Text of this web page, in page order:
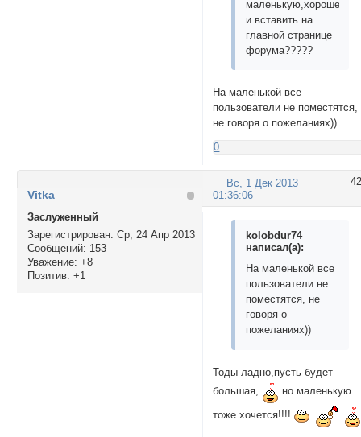
и вставить на
главной странице
форума?????
На маленькой все
пользователи не поместятся,
не говоря о пожеланиях))
0
42
Вс, 1 Дек 2013
01:36:06
Vitka
Заслуженный
Зарегистрирован: Ср, 24 Апр 2013
Сообщений: 153
Уважение: +8
Позитив: +1
kolobdur74
написал(а):
На маленькой все
пользователи не
поместятся, не
говоря о
пожеланиях))
Тоды ладно,пусть будет
большая,
но маленькую
тоже хочется!!!!